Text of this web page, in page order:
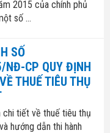
2015 của chính phủ
số ...
SỐ
NĐ-CP QUY ĐỊNH
THUẾ TIÊU THỤ
tiết về thuế tiêu thụ
hướng dẫn thi hành